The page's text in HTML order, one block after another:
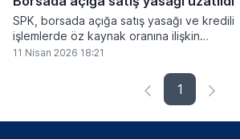
SPK, borsada açığa satış yasağı ve kredili
işlemlerde öz kaynak oranına ilişkin
esneklik uygulamasını 24 Nisan'a kadar
11 Nisan 2026 18:21
1